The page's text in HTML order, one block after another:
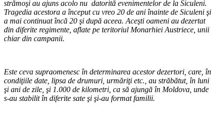
strămoşi au ajuns acolo nu datorită evenimentelor de la Siculeni.
Tragedia acestora a început cu vreo 20 de ani înainte de Siculeni şi
a mai continuat încă 20 şi după aceea. Aceşti oameni au dezertat
din diferite regimente, aflate pe teritoriul Monarhiei Austriece, unii
chiar din campanii.
Este ceva supraomenesc în determinarea acestor dezertori, care, în
condiţiile date, lipsa de drumuri, urmăriţi etc., au străbătut, în luni
şi ani de zile, şi 1.000 de kilometri, ca să ajungă în Moldova, unde
s-au stabilit în diferite sate şi şi-au format familii.